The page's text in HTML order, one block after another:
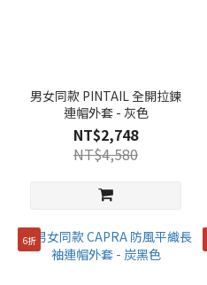
男女同款 PINTAIL 全開拉鍊
連帽外套 - 灰色
NT$2,748
NT$4,580
6折